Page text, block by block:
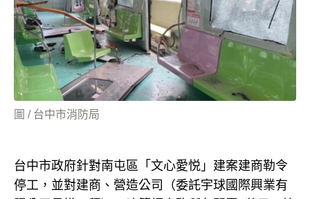
圖 / 台中市消防局
台中市政府針對南屯區「文心愛悦」建案建商勒令
停工，並對建商、營造公司（委託宇球國際興業有